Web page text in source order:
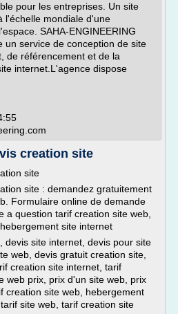
pour les entreprises. Un site
l'échelle mondiale d'une
SAHA-ENGINEERING
un service de conception de site
de référencement et de la
internet.L'agence dispose
creation site
site
site : demandez gratuitement
Formulaire online de demande
a question tarif creation site web,
site internet
devis site internet, devis pour site
web, devis gratuit creation site,
creation site internet, tarif
web prix, prix d'un site web, prix
creation site web, hebergement
site web, tarif creation site